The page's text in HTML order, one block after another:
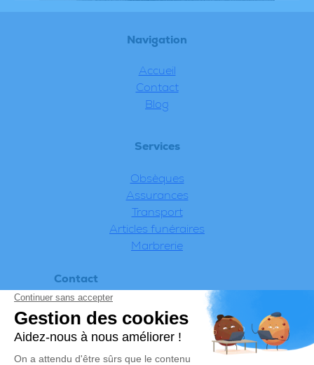
Navigation
Accueil
Contact
Blog
Services
Obsèques
Assurances
Transport
Articles funéraires
Marbrerie
Contact
Appeler 24h/24 – 7j/7